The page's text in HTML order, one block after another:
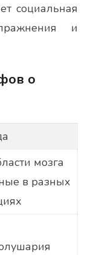
социальная
и
о
мозга
в разных